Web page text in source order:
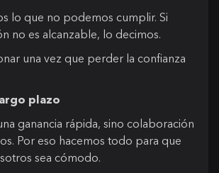
lo que no podemos cumplir. Si
no es alcanzable, lo decimos.
una vez que perder la confianza
plazo
ganancia rápida, sino colaboración
Por eso hacemos todo para que
sea cómodo.